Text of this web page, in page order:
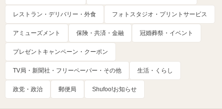
レストラン・デリバリー・外食 フォトスタジオ・プリントサービス
アミューズメント 保険・共済・金融 冠婚葬祭・イベント
プレゼントキャンペーン・クーポン
TV局・新聞社・フリーペーパー・その他 生活・くらし
政党・政治 郵便局 Shufoo!お知らせ